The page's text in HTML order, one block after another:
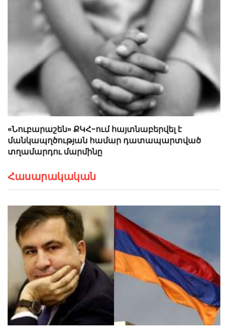
«Նուբարաշեն» ՔԿՀ-ում հայտնաբերվել է
մանկապղծության համար դատապարտված
տղամարդու մարմինը
Հասարակական